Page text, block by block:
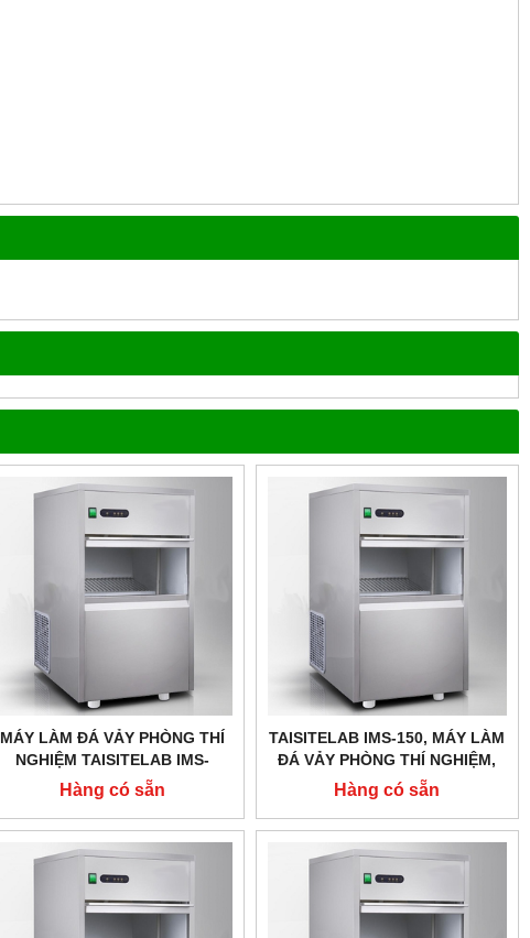
MÁY LÀM ĐÁ VẢY PHÒNG THÍ
NGHIỆM TAISITELAB IMS-
200,CÔNG SUẤT 200 KG/24H
Hàng có sẵn
TAISITELAB IMS-150, MÁY LÀM
ĐÁ VẢY PHÒNG THÍ NGHIỆM,
CÔNG SUẤT 150 KG/24H
Hàng có sẵn